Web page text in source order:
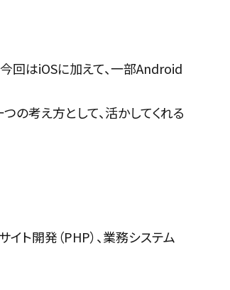
回はiOSに加えて、一部Android
の考え方として、活かしてくれる
ト開発（PHP）、業務システム